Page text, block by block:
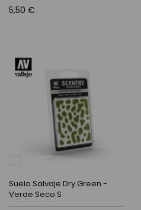
5,50 €
Suelo Salvaje Dry Green -
Verde Seco S